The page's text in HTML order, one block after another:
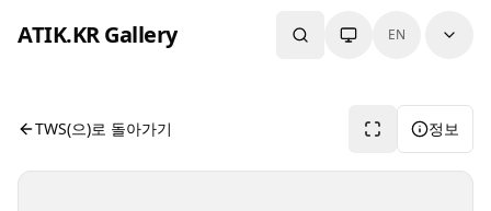
ATIK.KR Gallery EN
#DOHOON #KYUNGMIN #Color in Music Festival
사진 뷰어입니다. 버튼으로 전체화면, 공유, 정보 보기를 사용
TWS(으)로 돌아가기 정보